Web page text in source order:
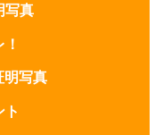
写真
明写真
ト